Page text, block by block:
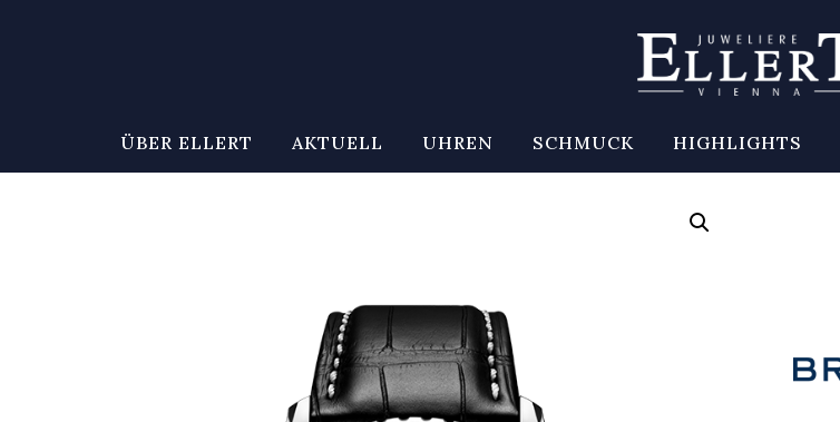
ÜBER ELLERT AKTUELL UHREN SCHMUCK HIGHLIGHTS